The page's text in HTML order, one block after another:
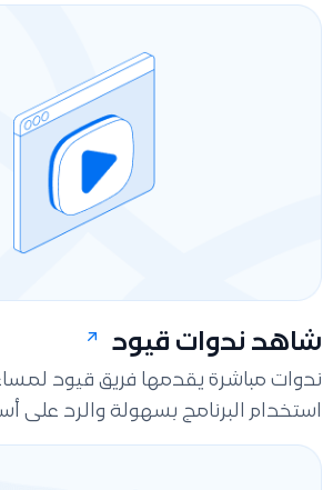
شاهد ندوات قيود
ندوات مباشرة يقدمها فريق قيود
استخدام البرنامج بسهولة والرد على